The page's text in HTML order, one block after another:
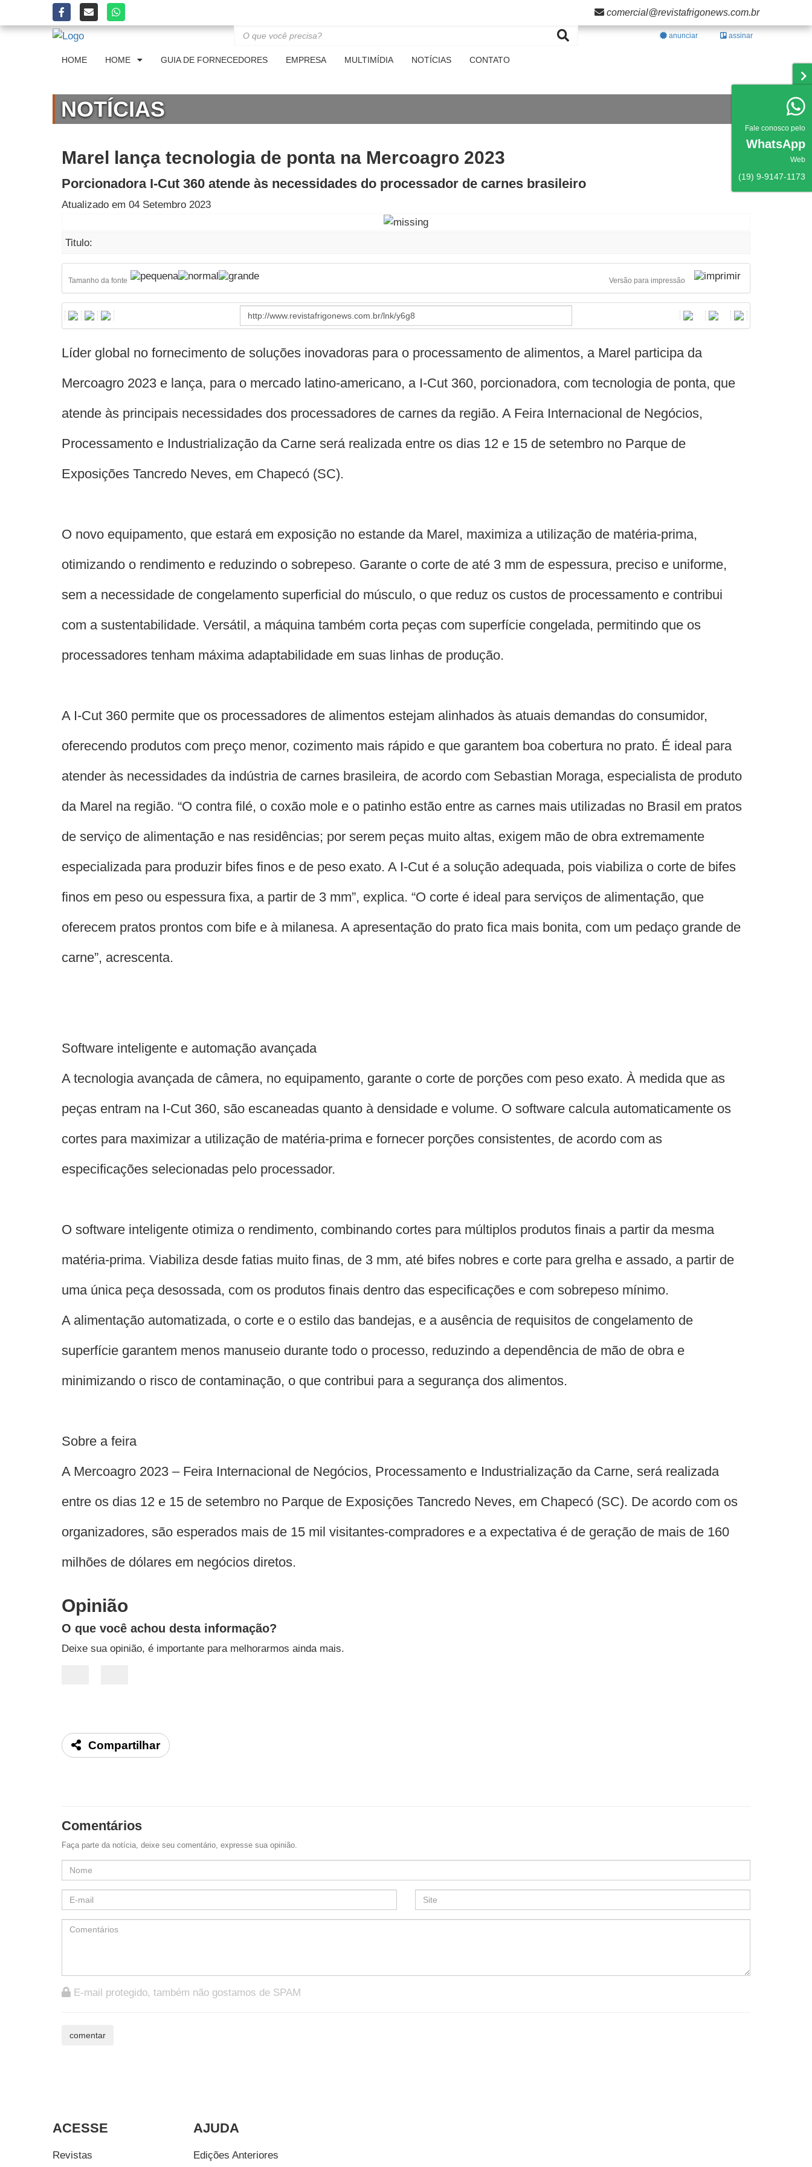
comercial@revistafrigonews.com.br
anunciar assinar
HOME HOME GUIA DE FORNECEDORES EMPRESA MULTIMÍDIA NOTÍCIAS CONTATO
NOTÍCIAS
Marel lança tecnologia de ponta na Mercoagro 2023
Porcionadora I-Cut 360 atende às necessidades do processador de carnes brasileiro
Atualizado em 04 Setembro 2023
Titulo:
Tamanho da fonte Versão para impressão
Líder global no fornecimento de soluções inovadoras para o processamento de alimentos, a Marel participa da
Mercoagro 2023 e lança, para o mercado latino-americano, a I-Cut 360, porcionadora, com tecnologia de ponta, que
atende às principais necessidades dos processadores de carnes da região. A Feira Internacional de Negócios,
Processamento e Industrialização da Carne será realizada entre os dias 12 e 15 de setembro no Parque de
Exposições Tancredo Neves, em Chapecó (SC).
O novo equipamento, que estará em exposição no estande da Marel, maximiza a utilização de matéria-prima,
otimizando o rendimento e reduzindo o sobrepeso. Garante o corte de até 3 mm de espessura, preciso e uniforme,
sem a necessidade de congelamento superficial do músculo, o que reduz os custos de processamento e contribui
com a sustentabilidade. Versátil, a máquina também corta peças com superfície congelada, permitindo que os
processadores tenham máxima adaptabilidade em suas linhas de produção.
A I-Cut 360 permite que os processadores de alimentos estejam alinhados às atuais demandas do consumidor,
oferecendo produtos com preço menor, cozimento mais rápido e que garantem boa cobertura no prato. É ideal para
atender às necessidades da indústria de carnes brasileira, de acordo com Sebastian Moraga, especialista de produto
da Marel na região. “O contra filé, o coxão mole e o patinho estão entre as carnes mais utilizadas no Brasil em pratos
de serviço de alimentação e nas residências; por serem peças muito altas, exigem mão de obra extremamente
especializada para produzir bifes finos e de peso exato. A I-Cut é a solução adequada, pois viabiliza o corte de bifes
finos em peso ou espessura fixa, a partir de 3 mm”, explica. “O corte é ideal para serviços de alimentação, que
oferecem pratos prontos com bife e à milanesa. A apresentação do prato fica mais bonita, com um pedaço grande de
carne”, acrescenta.
Software inteligente e automação avançada
A tecnologia avançada de câmera, no equipamento, garante o corte de porções com peso exato. À medida que as
peças entram na I-Cut 360, são escaneadas quanto à densidade e volume. O software calcula automaticamente os
cortes para maximizar a utilização de matéria-prima e fornecer porções consistentes, de acordo com as
especificações selecionadas pelo processador.
O software inteligente otimiza o rendimento, combinando cortes para múltiplos produtos finais a partir da mesma
matéria-prima. Viabiliza desde fatias muito finas, de 3 mm, até bifes nobres e corte para grelha e assado, a partir de
uma única peça desossada, com os produtos finais dentro das especificações e com sobrepeso mínimo.
A alimentação automatizada, o corte e o estilo das bandejas, e a ausência de requisitos de congelamento de
superfície garantem menos manuseio durante todo o processo, reduzindo a dependência de mão de obra e
minimizando o risco de contaminação, o que contribui para a segurança dos alimentos.
Sobre a feira
A Mercoagro 2023 – Feira Internacional de Negócios, Processamento e Industrialização da Carne, será realizada
entre os dias 12 e 15 de setembro no Parque de Exposições Tancredo Neves, em Chapecó (SC). De acordo com os
organizadores, são esperados mais de 15 mil visitantes-compradores e a expectativa é de geração de mais de 160
milhões de dólares em negócios diretos.
Opinião
O que você achou desta informação?
Deixe sua opinião, é importante para melhorarmos ainda mais.
Compartilhar
Comentários
Faça parte da notícia, deixe seu comentário, expresse sua opinião.
E-mail protegido, também não gostamos de SPAM
Fale conosco pelo
WhatsApp
Web
(19) 9-9147-1173
ACESSE
Revistas
AJUDA
Edições Anteriores